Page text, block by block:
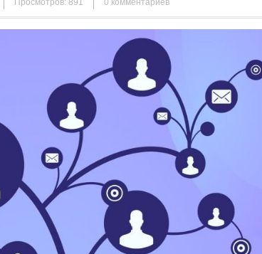
Просмотров: 891 0 комментариев